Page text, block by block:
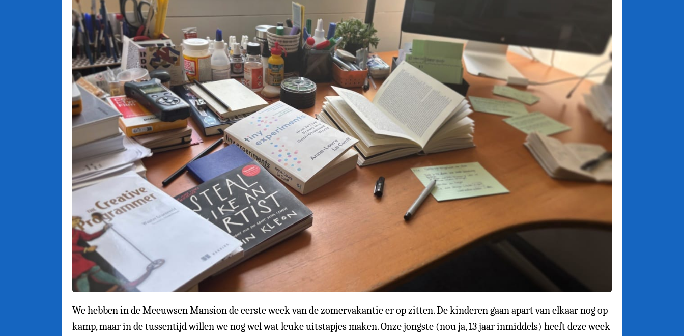
We hebben in de Meeuwsen Mansion de eerste week van de zomervakantie er op zitten. De kinderen gaan apart van elkaar nog op
kamp, maar in de tussentijd willen we nog wel wat leuke uitstapjes maken. Onze jongste (nou ja, 13 jaar inmiddels) heeft deze week